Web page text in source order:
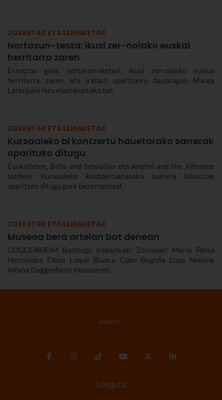
ZOZKETAK ETA LEHIAKETAK
Nortasun-testa: ikusi zer-nolako euskal
herritarra zaren
Erantzun gure nortasun-testari, ikusi zer-nolako euskal
herritarra zaren, eta irabazi oparitzeko dauzkagun Marea
Laranjako hiru elastikoetako bat
ZOZKETAK ETA LEHIAKETAK
Kursaaleko bi kontzertu hauetarako sarrerak
oparituko ditugu
Euskaltelen, Belle and Sebastian eta Anohni and the Johnsons
taldeen Kursaaleko kontzertuetarako sarrera bikoitzak
oparitzen ditugu gure bezeroentzat.
ZOZKETAK ETA LEHIAKETAK
Museoa bera artelan bat denean
GUGGENHEIM Baditugu irabazleak! Zorionak! María Felisa
Hernández Elena Luque Blanca Cobo Begoña Lope Nekane
Altuna Guggenheim museoaren...
Ezagutu